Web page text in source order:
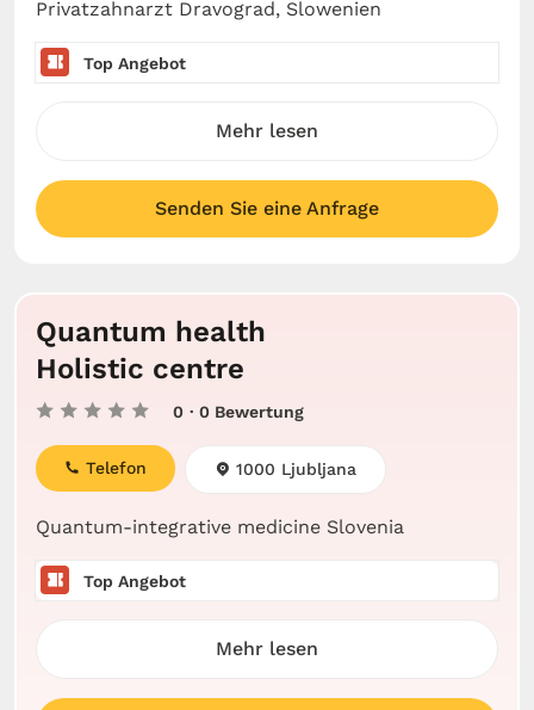
Privatzahnarzt Dravograd, Slowenien
Top Angebot
Mehr lesen
Senden Sie eine Anfrage
Quantum health
Holistic centre
0 · 0 Bewertung
Quantum-integrative medicine Slovenia
Telefon 1000 Ljubljana
Top Angebot
Mehr lesen